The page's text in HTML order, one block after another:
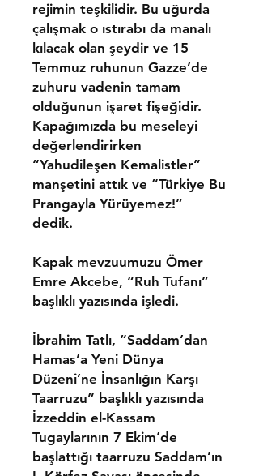
rejimin teşkilidir. Bu uğurda
çalışmak o ıstırabı da manalı
kılacak olan şeydir ve 15
Temmuz ruhunun Gazze’de
zuhuru vadenin tamam
olduğunun işaret fişeğidir.
Kapağımızda bu meseleyi
değerlendirirken
“Yahudileşen Kemalistler”
manşetini attık ve “Türkiye Bu
Prangayla Yürüyemez!”
dedik.
Kapak mevzuumuzu Ömer
Emre Akcebe, “Ruh Tufanı”
başlıklı yazısında işledi.
İbrahim Tatlı, “Saddam’dan
Hamas’a Yeni Dünya
Düzeni’ne İnsanlığın Karşı
Taarruzu” başlıklı yazısında
İzzeddin el-Kassam
Tugaylarının 7 Ekim’de
başlattığı taarruzu Saddam’ın